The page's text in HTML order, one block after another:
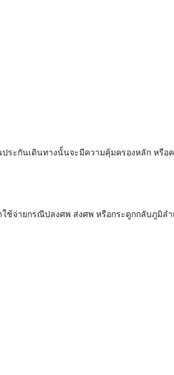
ะกันเดินทางนั้นจะมีความคุ้มครองหลัก หรือ
ช้จ่ายกรณีปลงศพ ส่งศพ หรือกระดูกกลับภูมิลำ